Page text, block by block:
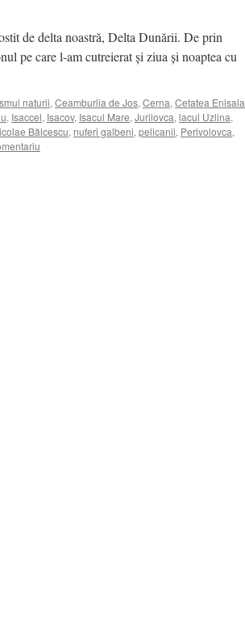
de delta noastră, Delta Dunării. De prin
pe care l-am cutreierat și ziua și noaptea cu
naturii, Ceamburlia de Jos, Cerna, Cetatea Enisala
, Isaccel, Isacov, Isacul Mare, Jurilovca, lacul Uzlina,
Bălcescu, nuferi galbeni, pelicanii, Perivolovca,